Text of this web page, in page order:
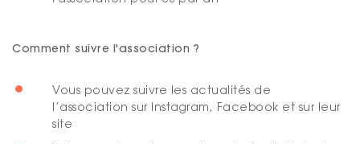
Comment suivre l'association ?
Vous pouvez suivre les actualités de
l’association sur Instagram, Facebook et sur leur
site